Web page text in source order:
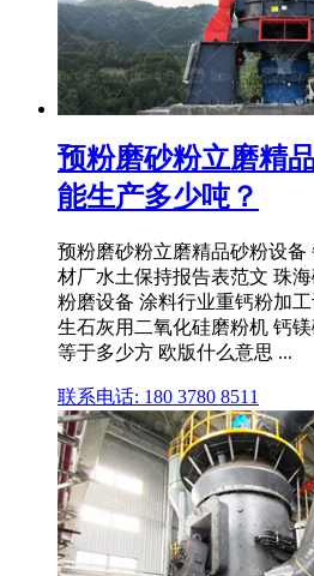
预粉磨砂粉立磨精
能生产多少吨？
预粉磨砂粉立磨精品砂粉设
材厂水土保持报告表范文 珠
粉磨设备 涂料行业重钙粉加
生石灰用二氧化硅磨粉机 钙
等于多少方 欧版什么意思 ...
联系电话: 180 3780 8511